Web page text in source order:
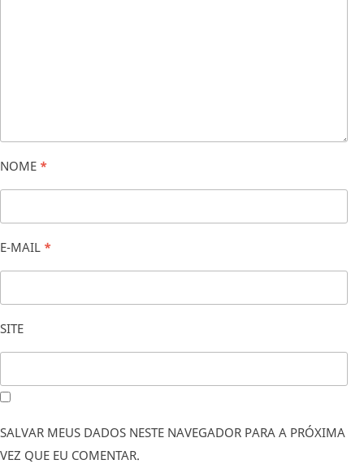
NOME *
E-MAIL *
SITE
SALVAR MEUS DADOS NESTE NAVEGADOR PARA A PRÓXIMA
VEZ QUE EU COMENTAR.